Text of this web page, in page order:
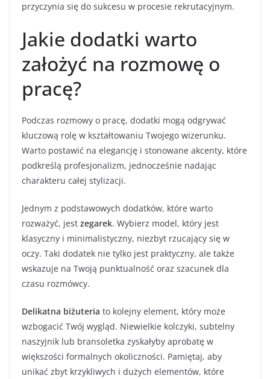
przyczynia się do sukcesu w procesie rekrutacyjnym.
Jakie dodatki warto
założyć na rozmowę o
pracę?
Podczas rozmowy o pracę, dodatki mogą odgrywać
kluczową rolę w kształtowaniu Twojego wizerunku.
Warto postawić na elegancję i stonowane akcenty, które
podkreślą profesjonalizm, jednocześnie nadając
charakteru całej stylizacji.
Jednym z podstawowych dodatków, które warto
rozważyć, jest zegarek. Wybierz model, który jest
klasyczny i minimalistyczny, niezbyt rzucający się w
oczy. Taki dodatek nie tylko jest praktyczny, ale także
wskazuje na Twoją punktualność oraz szacunek dla
czasu rozmówcy.
Delikatna biżuteria to kolejny element, który może
wzbogacić Twój wygląd. Niewielkie kolczyki, subtelny
naszyjnik lub bransoletka zyskałyby aprobatę w
większości formalnych okoliczności. Pamiętaj, aby
unikać zbyt krzykliwych i dużych elementów, które